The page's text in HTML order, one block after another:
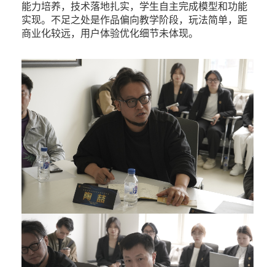
能力培养，技术落地扎实，学生自主完成模型和功能
实现。不足之处是作品偏向教学阶段，玩法简单，距
商业化较远，用户体验优化细节未体现。